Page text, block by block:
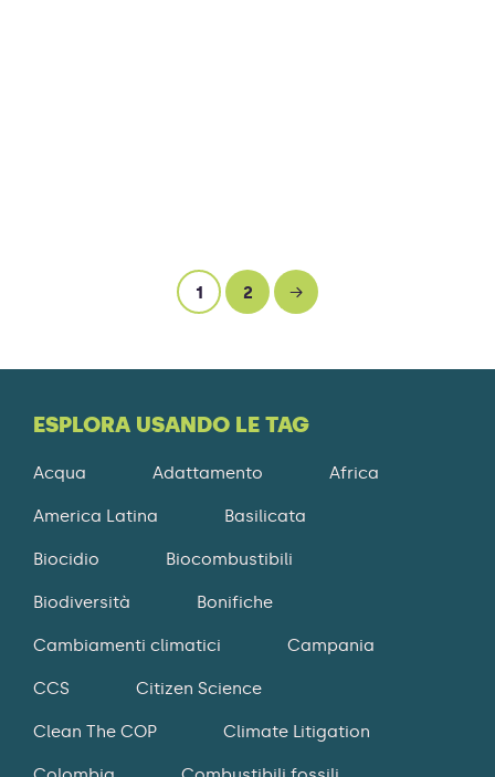
1 2 →
ESPLORA USANDO LE TAG
Acqua Adattamento Africa
America Latina Basilicata
Biocidio Biocombustibili
Biodiversità Bonifiche
Cambiamenti climatici Campania
CCS Citizen Science
Clean The COP Climate Litigation